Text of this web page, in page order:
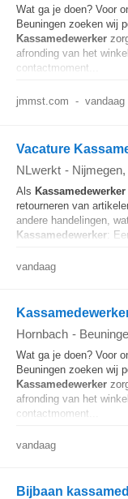
Wat ga je doen? Voor
Beuningen zoeken wij
Kassamedewerker
afronding van het
contactmoment...
jmmst.com - vandaag
Vacature
NLwerkt - Nijmegen
Als Kassamedewerker
retourneren van
andere handelingen,
Kassamedewerker:
vandaag
Hornbach -
Wat ga je doen? Voor
Beuningen zoeken wij
Kassamedewerker
afronding van het
contactmoment...
vandaag
Bijbaan